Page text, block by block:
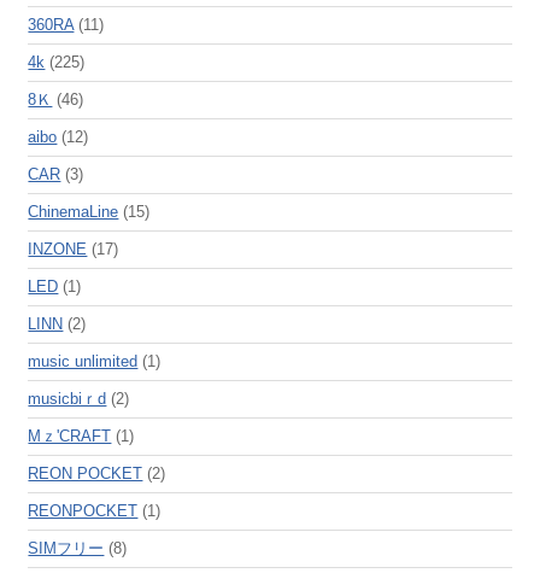
360RA(11)
4k (225)
8Ｋ (46)
aibo (12)
CAR (3)
ChinemaLine (15)
INZONE (17)
LED (1)
LINN (2)
music unlimited (1)
musicbiｒd (2)
Mｚ'CRAFT (1)
REON POCKET (2)
REONPOCKET (1)
SIMフリー (8)